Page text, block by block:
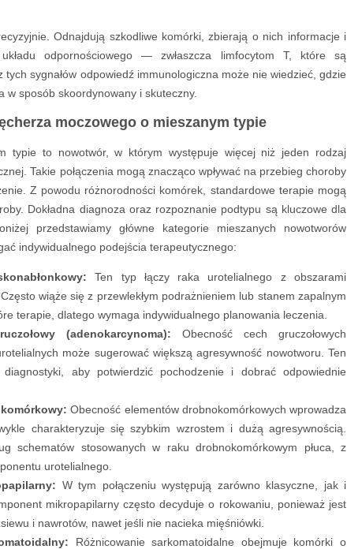
Odnajdują szkodliwe komórki, zbierają o nich informacje i
odpornościowego — zwłaszcza limfocytom T, które są
sygnałów odpowiedź immunologiczna może nie wiedzieć, gdzie
w sposób skoordynowany i skuteczny.
moczowego o mieszanym typie
typie to nowotwór, w którym występuje więcej niż jeden rodzaj
Takie połączenia mogą znacząco wpływać na przebieg choroby
Z powodu różnorodności komórek, standardowe terapie mogą
Dokładna diagnoza oraz rozpoznanie podtypu są kluczowe dla
przedstawiamy główne kategorie mieszanych nowotworów
indywidualnego podejścia terapeutycznego:
Ten typ łączy raka urotelialnego z obszarami
wiąże się z przewlekłym podrażnieniem lub stanem zapalnym
terapie, dlatego wymaga indywidualnego planowania leczenia.
(adenokarcynoma): Obecność cech gruczołowych
może sugerować większą agresywność nowotworu. Ten
aby potwierdzić pochodzenie i dobrać odpowiednie
Obecność elementów drobnokomórkowych wprowadza
charakteryzuje się szybkim wzrostem i dużą agresywnością.
schematów stosowanych w raku drobnokomórkowym płuca, z
urotelialnego.
W tym połączeniu występują zarówno klasyczne, jak i
mikropapilarny często decyduje o rokowaniu, ponieważ jest
i nawrotów, nawet jeśli nie nacieka mięśniówki.
Różnicowanie sarkomatoidalne obejmuje komórki o